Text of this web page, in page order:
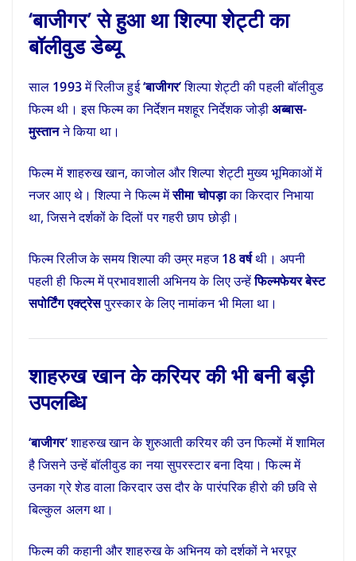
‘बाजीगर’ से हुआ था शिल्पा शेट्टी का
बॉलीवुड डेब्यू
साल 1993में रिलीज हुई‘बाजीगर’शिल्पा शेट्टी की पहली बॉलीवुड
फिल्म थी। इस फिल्म का निर्देशन मशहूर निर्देशक जोड़ीअब्बास-
मुस्तानने किया था।
फिल्म में शाहरुख खान, काजोल और शिल्पा शेट्टी मुख्य भूमिकाओं में
नजर आए थे। शिल्पा ने फिल्म मेंसीमा चोपड़ाका किरदार निभाया
था, जिसने दर्शकों के दिलों पर गहरी छाप छोड़ी।
फिल्म रिलीज के समय शिल्पा की उम्र महज18 वर्षथी। अपनी
पहली ही फिल्म में प्रभावशाली अभिनय के लिए उन्हेंफिल्मफेयर बेस्ट
सपोर्टिंग एक्ट्रेसपुरस्कार के लिए नामांकन भी मिला था।
शाहरुख खान के करियर की भी बनी बड़ी
उपलब्धि
‘बाजीगर’शाहरुख खान के शुरुआती करियर की उन फिल्मों में शामिल
है जिसने उन्हें बॉलीवुड का नया सुपरस्टार बना दिया। फिल्म में
उनका ग्रे शेड वाला किरदार उस दौर के पारंपरिक हीरो की छवि से
बिल्कुल अलग था।
फिल्म की कहानी और शाहरुख के अभिनय को दर्शकों ने भरपूर